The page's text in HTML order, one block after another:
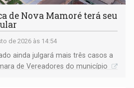
de Nova Mamoré terá seu
de 2026 às 14:54
ainda julgará mais três casos a
de Vereadores do município